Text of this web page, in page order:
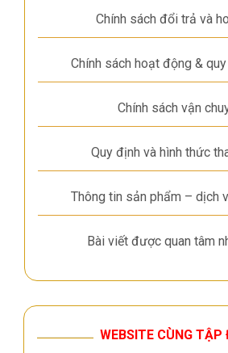
Chính sách đổi trả và
Chính sách hoạt động &
Chính sách vận
Quy định và hình thức
Thông tin sản phẩm – dịch
Bài viết được quan tâm
WEBSITE CÙNG TẬP